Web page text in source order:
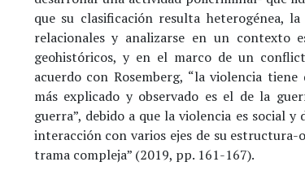
que su clasificación resulta heterogénea,
relacionales y analizarse en un contexto
geohistóricos, y en el marco de un
acuerdo con Rosemberg, “la violencia
más explicado y observado es el de la
guerra”, debido a que la violencia es social
interacción con varios ejes de su
trama compleja” (2019, pp. 161-167).